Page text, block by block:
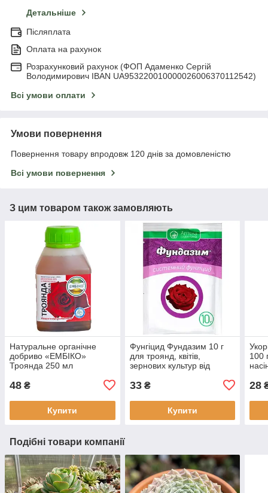
Детальніше
Післяплата
Оплата на рахунок
Розрахунковий рахунок (ФОП Адаменко Сергій
Володимирович IBAN UA953220010000026006370112542)
Всі умови оплати
Умови повернення
Повернення товару впродовж 120 днів за домовленістю
Всі умови повернення
З цим товаром також замовляють
Натуральне органічне
добриво «ЕМБІКО»
Троянда 250 мл
48 ₴
Купити
Фунгіцид Фундазим 10 г
для троянд, квітів,
зернових культур від
33₴
Купити
100
28
Подібні товари компанії